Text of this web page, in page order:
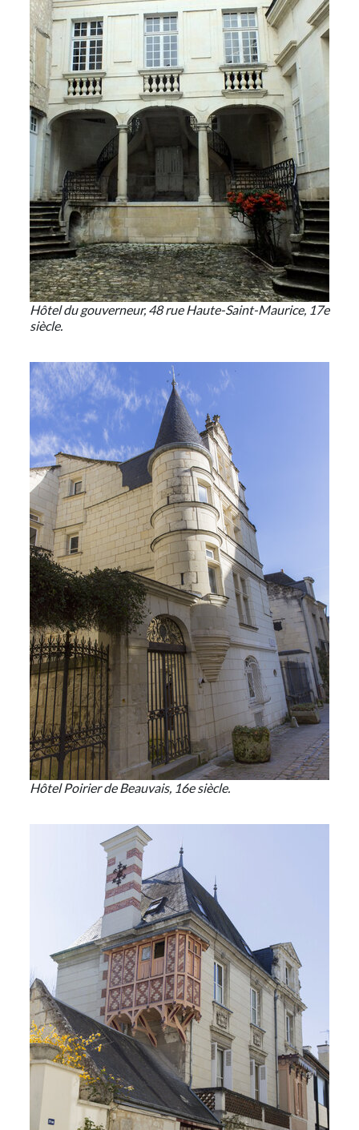
Hôtel du gouverneur, 48 rue Haute-Saint-Maurice, 17e
siècle.
Hôtel Poirier de Beauvais, 16e siècle.